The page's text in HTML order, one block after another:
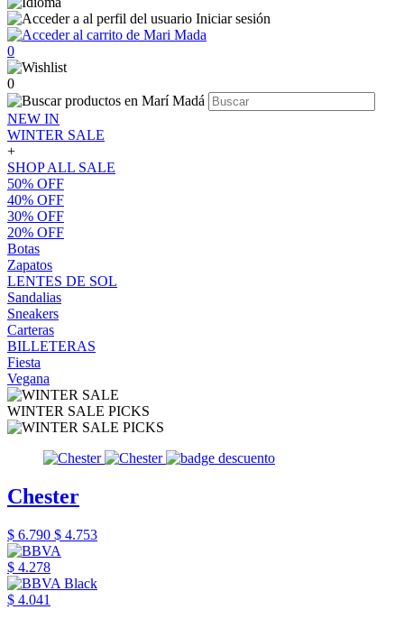
Iniciar sesión
0
0
NEW IN
WINTER SALE
+
SHOP ALL SALE
50% OFF
40% OFF
30% OFF
20% OFF
Botas
Zapatos
LENTES DE SOL
Sandalias
Sneakers
Carteras
BILLETERAS
Fiesta
Vegana
WINTER SALE PICKS
Chester
$ 6.790 $ 4.753
$ 4.278
$ 4.041